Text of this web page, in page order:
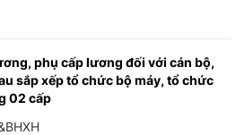
phụ cấp lương đối với cán bộ,
sắp xếp tổ chức bộ máy, tổ chức
02 cấp